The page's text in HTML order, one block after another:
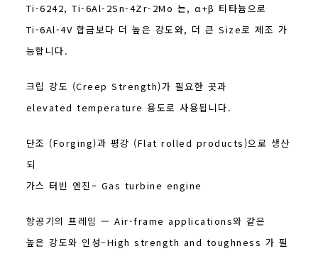
Ti-6242, Ti-6Al-2Sn-4Zr-2Mo 는, α+β 티타늄으로
Ti-6Al-4V 합금보다 더 높은 강도와, 더 큰 Size로 제조 가
능합니다.
크립 강도 (Creep Strength)가 필요한 곳과
elevated temperature 용도로 사용됩니다.
단조 (Forging)과 평강 (Flat rolled products)으로 생산
되
가스 터빈 엔진– Gas turbine engine
항공기의 프레임 — Air-frame applications와 같은
높은 강도와 인성–High strength and toughness 가 필